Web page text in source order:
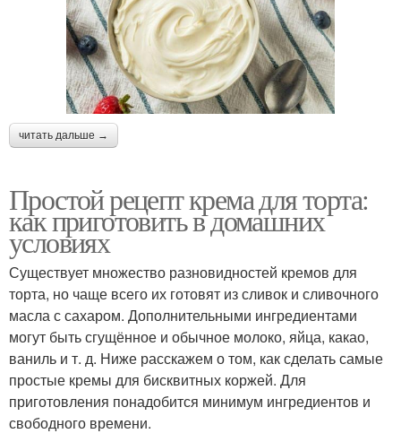
читать дальше →
Простой рецепт крема для торта:
как приготовить в домашних
условиях
Существует множество разновидностей кремов для
торта, но чаще всего их готовят из сливок и сливочного
масла с сахаром. Дополнительными ингредиентами
могут быть сгущённое и обычное молоко, яйца, какао,
ваниль и т. д. Ниже расскажем о том, как сделать самые
простые кремы для бисквитных коржей. Для
приготовления понадобится минимум ингредиентов и
свободного времени.